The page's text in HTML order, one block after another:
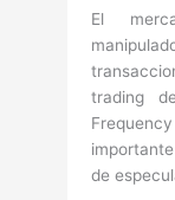
El
trading
de